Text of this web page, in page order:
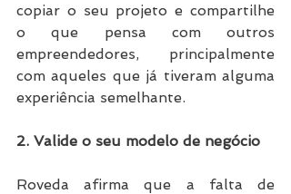
copiar o seu projeto e compartilhe
o que pensa com outros
empreendedores, principalmente
com aqueles que já tiveram alguma
experiência semelhante.
2. Valide o seu modelo de negócio
Roveda afirma que a falta de